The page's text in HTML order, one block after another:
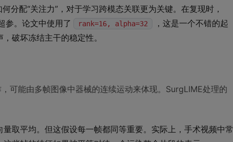
分配“关注力”，对于学习跨模态关联更为关键。在复现时，
参。论文中使用了 rank=16, alpha=32
，这是一个不错的起
破坏冻结主干的稳定性。
可能由多帧图像中器械的连续运动来体现。SurgLIME处理的
取平均。但这假设每一帧都同等重要。实际上，手术视频中常